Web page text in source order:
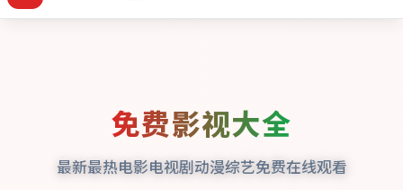
免费影视大全
最新最热电影电视剧动漫综艺免费在线观看